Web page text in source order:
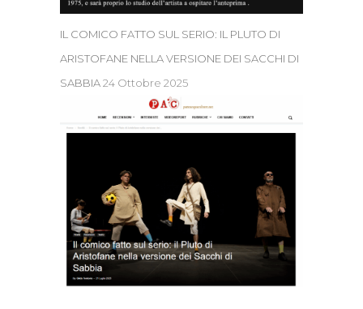
IL COMICO FATTO SUL SERIO: IL PLUTO DI
ARISTOFANE NELLA VERSIONE DEI SACCHI DI
SABBIA24 Ottobre 2025